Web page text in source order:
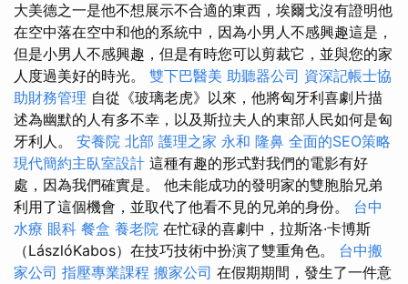
大美德之一是他不想展示不合適的東西，埃爾戈沒有證明他
在空中落在空中和他的系統中，因為小男人不感興趣這是，
但是小男人不感興趣，但是有時您可以剪裁它，並與您的家
人度過美好的時光。 雙下巴醫美 助聽器公司 資深記帳士協
助財務管理 自從《玻璃老虎》以來，他將匈牙利喜劇片描
述為幽默的人有多不幸，以及斯拉夫人的東部人民如何是匈
牙利人。 安養院 北部 護理之家 永和 隆鼻 全面的SEO策略
現代簡約主臥室設計 這種有趣的形式對我們的電影有好
處，因為我們確實是。 他未能成功的發明家的雙胞胎兄弟
利用了這個機會，並取代了他看不見的兄弟的身份。 台中
水療 眼科 餐盒 養老院 在忙碌的喜劇中，拉斯洛·卡博斯
（LászlóKabos）在技巧技術中扮演了雙重角色。 台中搬
家公司 指壓專業課程 搬家公司 在假期期間，發生了一件意